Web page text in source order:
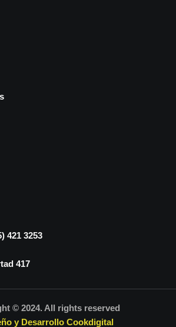
421 3253
417
© 2024. All rights reserved
y Desarrollo Cookdigital